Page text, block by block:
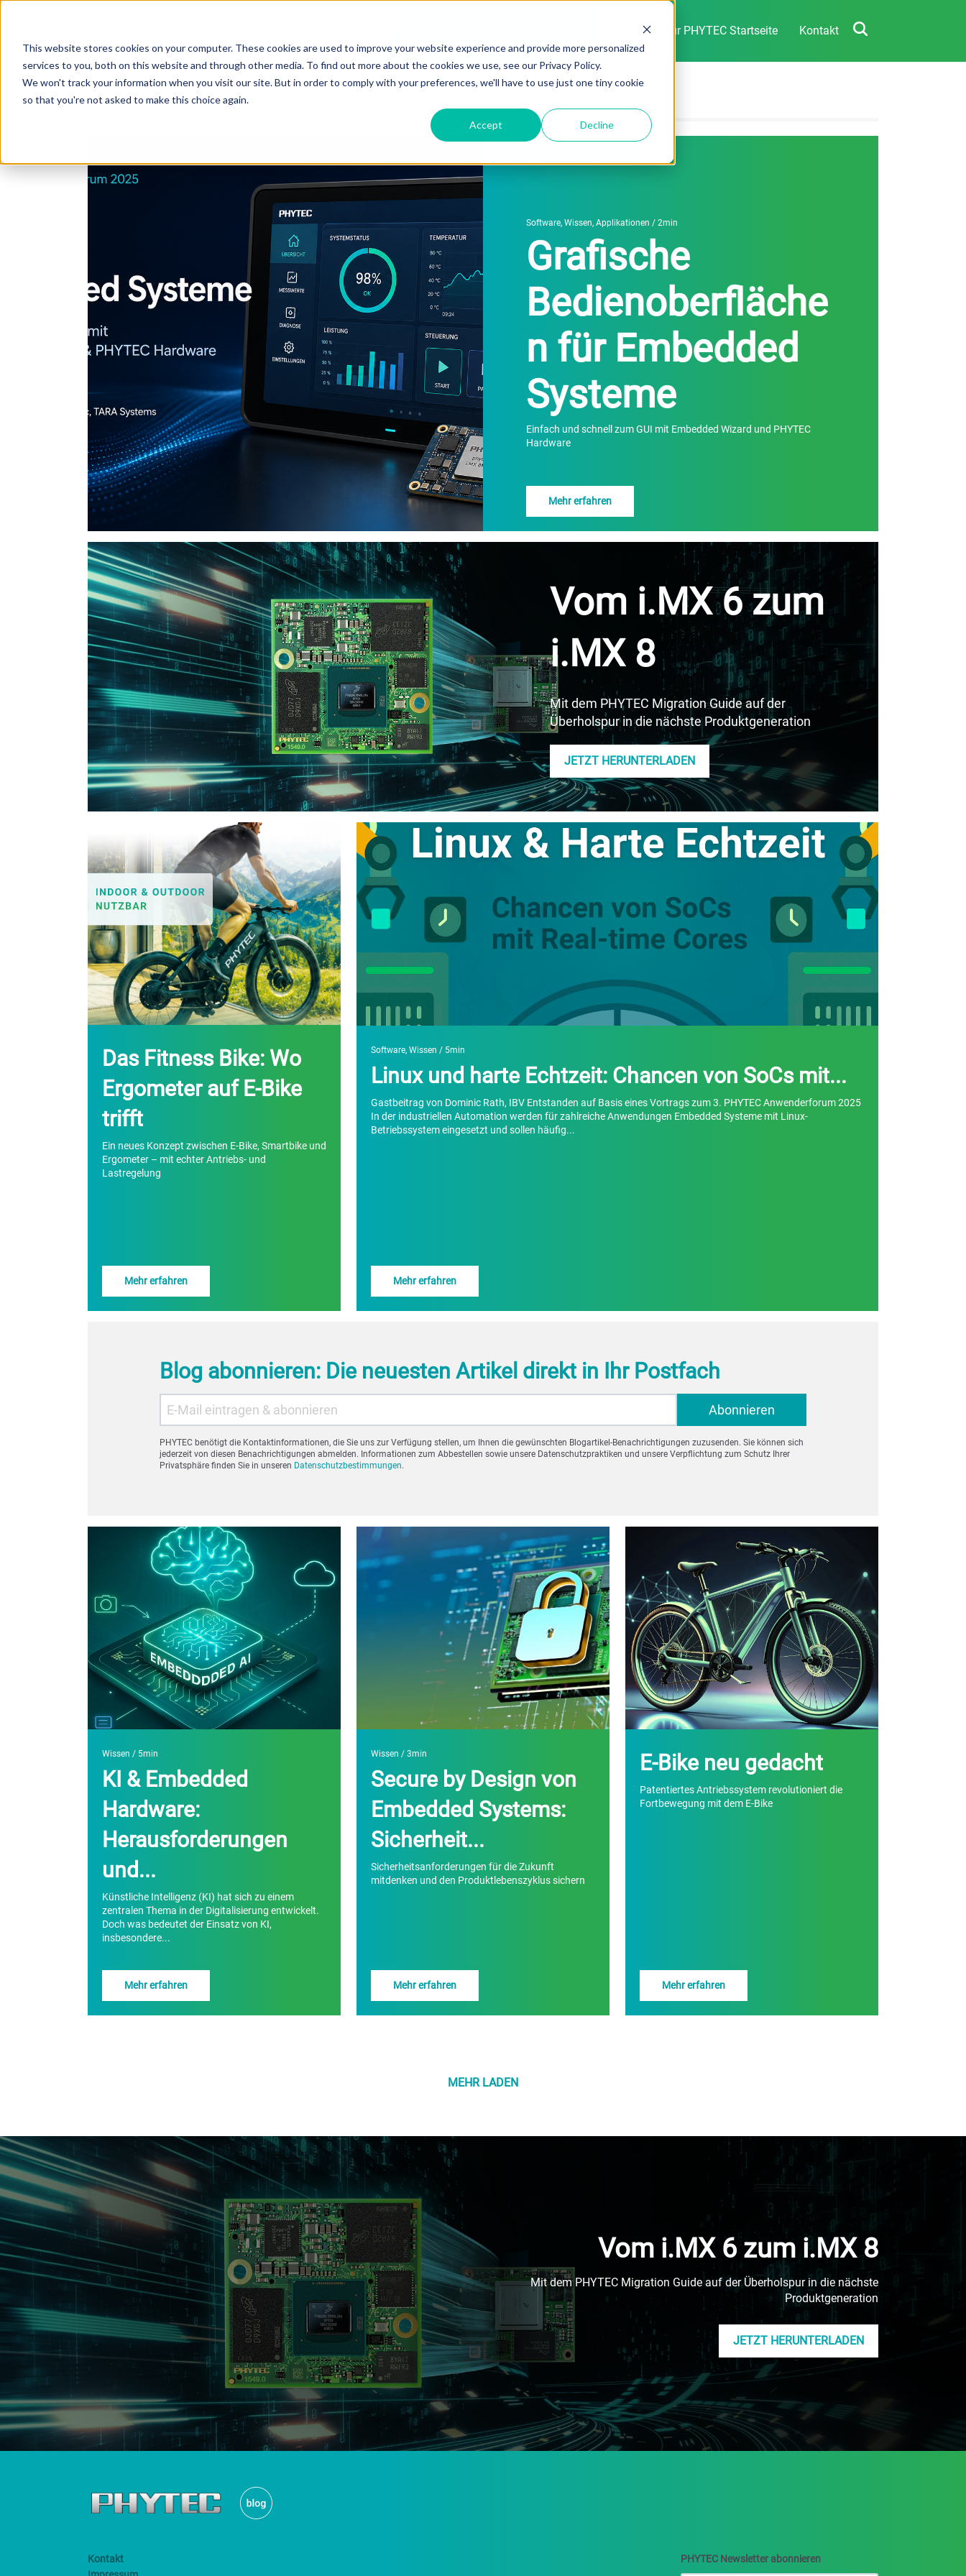
This website stores cookies on your computer. These cookies are used to improve your website experience and provide more personalized
services to you, both on this website and through other media. To find out more about the cookies we use, see our Privacy Policy.
We won't track your information when you visit our site. But in order to comply with your preferences, we'll have to use just one tiny cookie
so that you're not asked to make this choice again.
Accept Decline
Zur PHYTEC Startseite Kontakt
Alle Artikel Wissen
Software, Wissen, Applikationen / 2min
Grafische
Bedienoberfläche
n für Embedded
Systeme
Einfach und schnell zum GUI mit Embedded Wizard und PHYTEC
Hardware
Mehr erfahren
Vom i.MX 6 zum
i.MX 8
Mit dem PHYTEC Migration Guide auf der
Überholspur in die nächste Produktgeneration
JETZT HERUNTERLADEN
Das Fitness Bike: Wo
Ergometer auf E-Bike
trifft
Ein neues Konzept zwischen E-Bike, Smartbike und
Ergometer – mit echter Antriebs- und
Lastregelung
Mehr erfahren
Blog abonnieren: Die neuesten Artikel direkt in Ihr Postfach
PHYTEC benötigt die Kontaktinformationen, die Sie uns zur Verfügung stellen, um Ihnen die gewünschten Blogartikel-Benachrichtigungen zuzusenden. Sie können sich
jederzeit von diesen Benachrichtigungen abmelden. Informationen zum Abbestellen sowie unsere Datenschutzpraktiken und unsere Verpflichtung zum Schutz Ihrer
Privatsphäre finden Sie in unseren Datenschutzbestimmungen.
Software, Wissen / 5min
Linux und harte Echtzeit: Chancen von SoCs mit...
Gastbeitrag von Dominic Rath, IBV Entstanden auf Basis eines Vortrags zum 3. PHYTEC Anwenderforum 2025
In der industriellen Automation werden für zahlreiche Anwendungen Embedded Systeme mit Linux-
Betriebssystem eingesetzt und sollen häufig...
Mehr erfahren
Wissen / 5min
KI & Embedded
Hardware:
Herausforderungen
und...
Künstliche Intelligenz (KI) hat sich zu einem
zentralen Thema in der Digitalisierung entwickelt.
Doch was bedeutet der Einsatz von KI,
insbesondere...
Mehr erfahren
Wissen / 3min
Secure by Design von
Embedded Systems:
Sicherheit...
Sicherheitsanforderungen für die Zukunft
mitdenken und den Produktlebenszyklus sichern
Mehr erfahren
E-Bike neu gedacht
Patentiertes Antriebssystem revolutioniert die
Fortbewegung mit dem E-Bike
Mehr erfahren
MEHR LADEN
Vom i.MX 6 zum i.MX 8
Mit dem PHYTEC Migration Guide auf der Überholspur in die nächste
Produktgeneration
JETZT HERUNTERLADEN
Kontakt
PHYTEC Newsletter abonnieren